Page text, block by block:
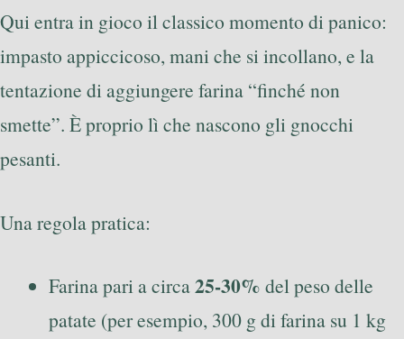
Qui entra in gioco il classico momento di panico:
impasto appiccicoso, mani che si incollano, e la
tentazione di aggiungere farina “finché non
smette”. È proprio lì che nascono gli gnocchi
pesanti.
Una regola pratica:
Farina pari a circa25-30% del peso delle
patate (per esempio, 300 g di farina su 1 kg